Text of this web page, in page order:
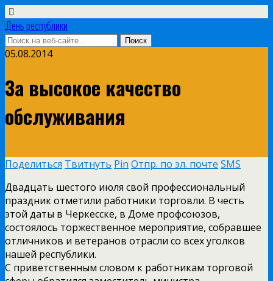
День республики
05.08.2014
За высокое качество
обслуживания
Поделиться Твитнуть Pin Отпр. по эл. почте SMS
Двадцать шестого июля свой профессиональный
праздник отметили работники торговли. В честь
этой даты в Черкесске, в Доме профсоюзов,
состоялось торжественное мероприятие, собравшее
отличников и ветеранов отрасли со всех уголков
нашей республики.
С приветственным словом к работникам торговой